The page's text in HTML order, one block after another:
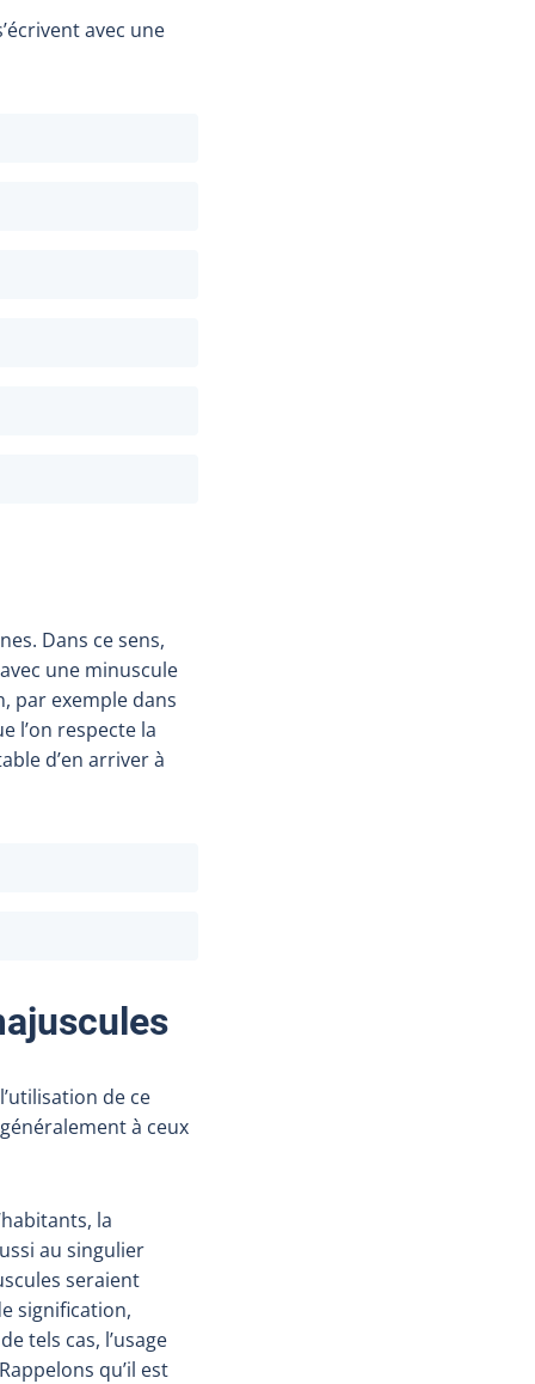
avec une
Dans ce sens,
une minuscule
par exemple dans
l’on respecte la
d’en arriver à
de ce
à ceux
la
au singulier
seraient
signification,
tels cas, l’usage
qu’il est